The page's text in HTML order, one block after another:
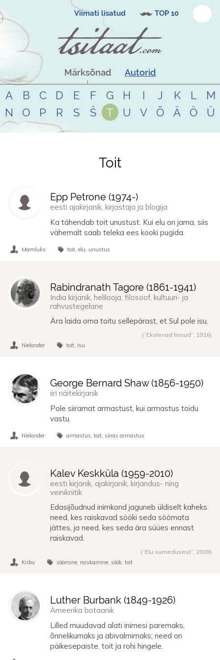
Viimati lisatud TOP 10
Märksõnad Autorid
A B C D E F G H I J K L
M
N
O P R S Š T U V Õ Ä Ö Ü
Tsitaadid teemal toit
Toit
Epp Petrone (1974-)
eesti ajakirjanik, kirjastaja ja blogija
Ka tähendab toit unustust. Kui elu on jama, siis
vähemalt saab teleka ees kooki pugida.
Mamluks toit elu unustus
Rabindranath Tagore (1861-1941)
India kirjanik, helilooja, filosoof, kultuuri- ja
rahvustegelane
Ära laida oma toitu sellepärast, et Sul pole isu.
(“Ekslevad linnud”, 1916)
Nielander toit isu
George Bernard Shaw (1856-1950)
iiri näitekirjanik
Pole siiramat armastust, kui armastus toidu
vastu.
Nielander armastus toit siiras armastus
Kalev Keskküla (1959-2010)
eesti kirjanik, ajakirjanik, kirjandus- ning
veinikriitik
Edasijõudnud inimkond jaguneb üldiselt kaheks:
need, kes raiskavad sööki seda söömata
jättes, ja need, kes seda ära süües ennast
raiskavad.
(“Elu sumedusest”, 2009)
Kribu söömine raiskamine söök toit
Luther Burbank (1849-1926)
Ameerika botaanik
Lilled muudavad alati inimesi paremaks,
õnnelikumaks ja abivalmimaks; need on
päikesepaiste, toit ja rohi hingele.